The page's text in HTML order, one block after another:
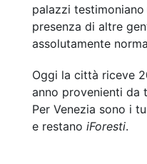
palazzi
presenza di altre
assolutamente
Oggi la città riceve
anno provenienti da
Per Venezia sono i
e restano iForesti.